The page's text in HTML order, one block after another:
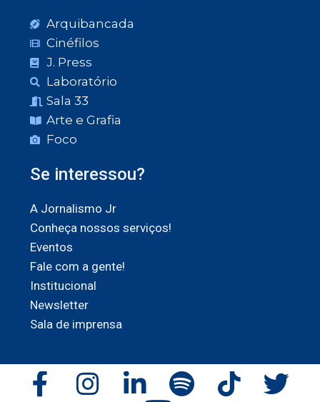
Arquibancada
Cinéfilos
J. Press
Laboratório
Sala 33
Arte e Grafia
Foco
Se interessou?
A Jornalismo Jr
Conheça nossos serviços!
Eventos
Fale com a gente!
Institucional
Newsletter
Sala de imprensa